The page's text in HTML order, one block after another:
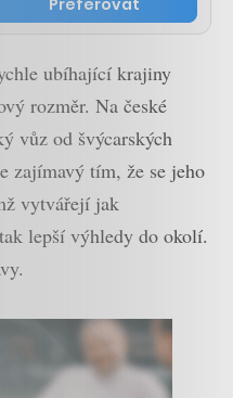
ubíhající krajiny
rozměr. Na české
vůz od švýcarských
zajímavý tím, že se jeho
vytvářejí jak
lepší výhledy do okolí.